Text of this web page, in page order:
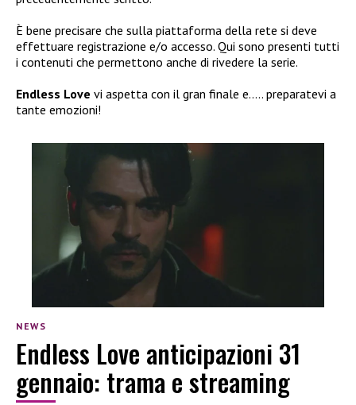
È bene precisare che sulla piattaforma della rete si deve
effettuare registrazione e/o accesso. Qui sono presenti tutti
i contenuti che permettono anche di rivedere la serie.
Endless Love vi aspetta con il gran finale e….. preparatevi a
tante emozioni!
NEWS
Endless Love anticipazioni 31
gennaio: trama e streaming